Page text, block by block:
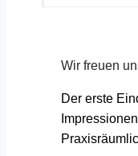
Wir freuen
Der erste